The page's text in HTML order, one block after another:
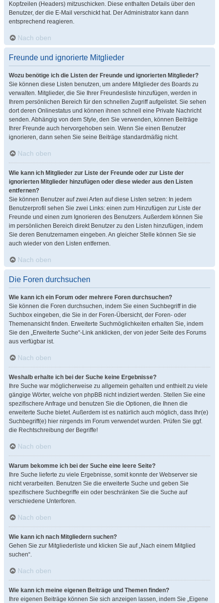
Kopfzeilen (Headers) mitzuschicken. Diese enthalten Details über den
Benutzer, der die E-Mail verschickt hat. Der Administrator kann dann
entsprechend reagieren.
Nach oben
Freunde und ignorierte Mitglieder
Wozu benötige ich die Listen der Freunde und ignorierten Mitglieder?
Sie können diese Listen benutzen, um andere Mitglieder des Boards zu
verwalten. Mitglieder, die Sie Ihrer Freundesliste hinzufügen, werden in
Ihrem persönlichen Bereich für den schnellen Zugriff aufgelistet. Sie sehen
dort deren Onlinestatus und können ihnen schnell eine Private Nachricht
senden. Abhängig von dem Style, den Sie verwenden, können Beiträge
Ihrer Freunde auch hervorgehoben sein. Wenn Sie einen Benutzer
ignorieren, dann sehen Sie seine Beiträge standardmäßig nicht.
Nach oben
Wie kann ich Mitglieder zur Liste der Freunde oder zur Liste der
ignorierten Mitglieder hinzufügen oder diese wieder aus den Listen
entfernen?
Sie können Benutzer auf zwei Arten auf diese Listen setzen: In jedem
Benutzerprofil sehen Sie zwei Links: einen zum Hinzufügen zur Liste der
Freunde und einen zum Ignorieren des Benutzers. Außerdem können Sie
im persönlichen Bereich direkt Benutzer zu den Listen hinzufügen, indem
Sie deren Benutzernamen eingeben. An gleicher Stelle können Sie sie
auch wieder von den Listen entfernen.
Nach oben
Die Foren durchsuchen
Wie kann ich ein Forum oder mehrere Foren durchsuchen?
Sie können die Foren durchsuchen, indem Sie einen Suchbegriff in die
Suchbox eingeben, die Sie in der Foren-Übersicht, der Foren- oder
Themenansicht finden. Erweiterte Suchmöglichkeiten erhalten Sie, indem
Sie den „Erweiterte Suche“-Link anklicken, der von jeder Seite des Forums
aus verfügbar ist.
Nach oben
Weshalb erhalte ich bei der Suche keine Ergebnisse?
Ihre Suche war möglicherweise zu allgemein gehalten und enthielt zu viele
gängige Wörter, welche von phpBB nicht indiziert werden. Stellen Sie eine
spezifischere Anfrage und benutzen Sie die Optionen, die Ihnen die
erweiterte Suche bietet. Außerdem ist es natürlich auch möglich, dass Ihr(e)
Suchbegriff(e) hier nirgends im Forum verwendet wurden. Prüfen Sie ggf.
die Rechtschreibung der Begriffe!
Nach oben
Warum bekomme ich bei der Suche eine leere Seite?
Ihre Suche lieferte zu viele Ergebnisse, somit konnte der Webserver sie
nicht verarbeiten. Benutzen Sie die erweiterte Suche und geben Sie
spezifischere Suchbegriffe ein oder beschränken Sie die Suche auf
verschiedene Unterforen.
Nach oben
Wie kann ich nach Mitgliedern suchen?
Gehen Sie zur Mitgliederliste und klicken Sie auf „Nach einem Mitglied
suchen“.
Nach oben
Wie kann ich meine eigenen Beiträge und Themen finden?
Ihre eigenen Beiträge können Sie sich anzeigen lassen, indem Sie „Eigene